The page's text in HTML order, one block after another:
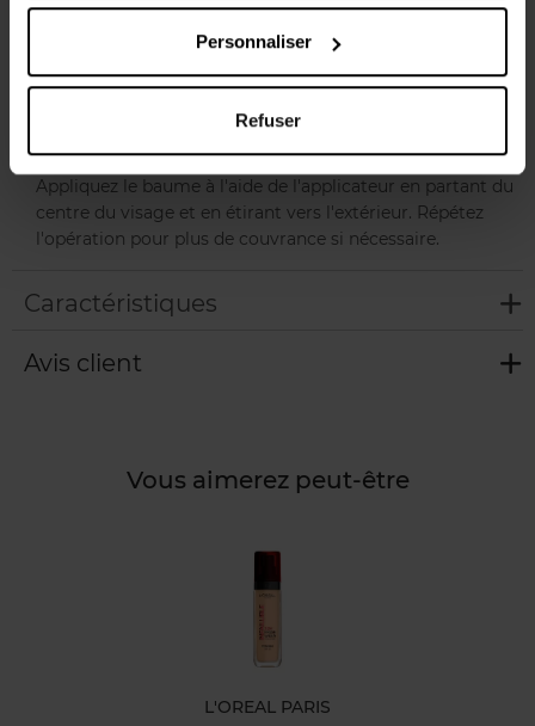
Personnaliser
Refuser
une application précise, même en déplacement. Convient
à un usage quotidien et à tous les types de peaux.
Appliquez le baume à l'aide de l'applicateur en partant du
centre du visage et en étirant vers l'extérieur. Répétez
l'opération pour plus de couvrance si nécessaire.
Caractéristiques
Avis client
Vous aimerez peut-être
L'OREAL PARIS